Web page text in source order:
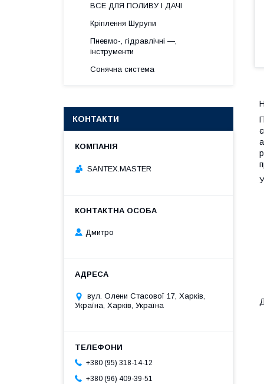
ВСЕ ДЛЯ ПОЛИВУ І ДАЧІ
Кріплення Шурупи
Пневмо-, гідравлічні —,
інструменти
Сонячна система
КОНТАКТИ
SANTEX.MASTER
Дмитро
вул. Олени Стасової 17, Харків,
Україна, Харків, Україна
+380 (95) 318-14-12
+380 (96) 409-39-51